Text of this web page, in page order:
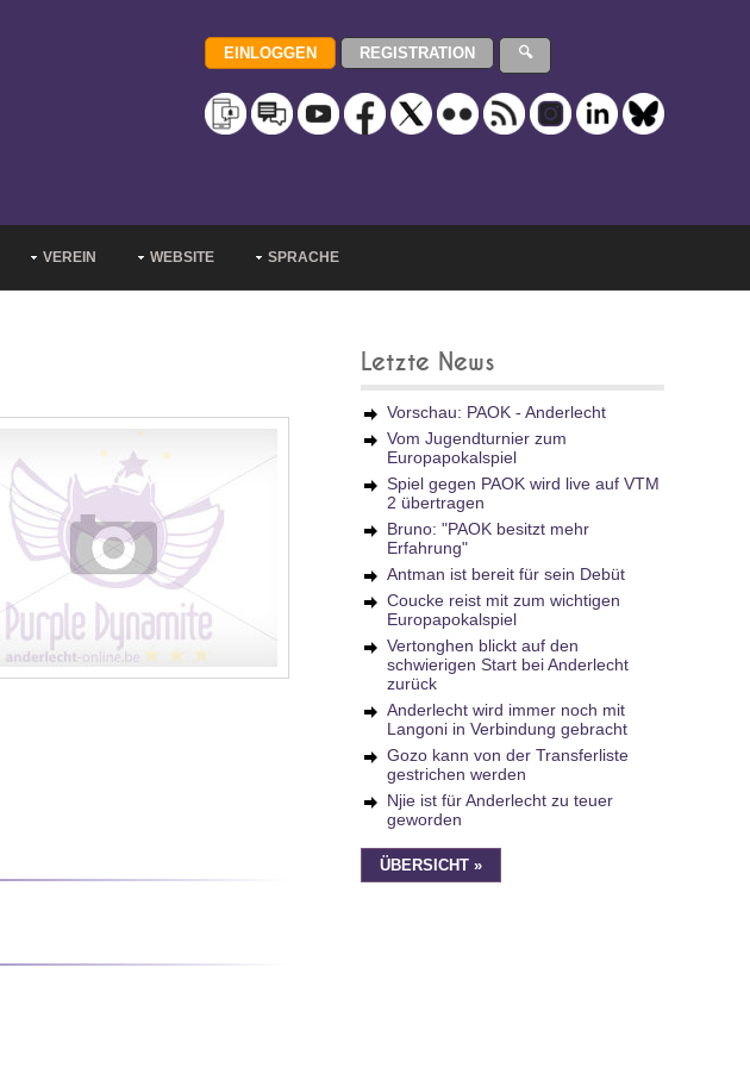
VEREIN WEBSITE SPRACHE
Letzte News
Vorschau: PAOK - Anderlecht
Vom Jugendturnier zum
Europapokalspiel
Spiel gegen PAOK wird live auf VTM
2 übertragen
Bruno: "PAOK besitzt mehr
Erfahrung"
Antman ist bereit für sein Debüt
Coucke reist mit zum wichtigen
Europapokalspiel
Vertonghen blickt auf den
schwierigen Start bei Anderlecht
zurück
Anderlecht wird immer noch mit
Langoni in Verbindung gebracht
Gozo kann von der Transferliste
gestrichen werden
Njie ist für Anderlecht zu teuer
geworden
ÜBERSICHT »